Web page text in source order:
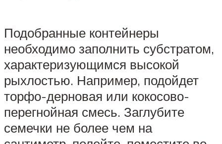
Подобранные контейнеры
необходимо заполнить субстратом,
характеризующимся высокой
рыхлостью. Например, подойдет
торфо-дерновая или кокосово-
перегнойная смесь. Заглубите
семечки не более чем на